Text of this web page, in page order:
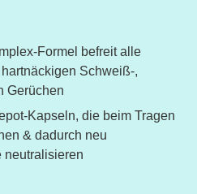
Formel befreit alle
Schweiß-,
Gerüchen
Kapseln, die beim Tragen
& dadurch neu
neutralisieren